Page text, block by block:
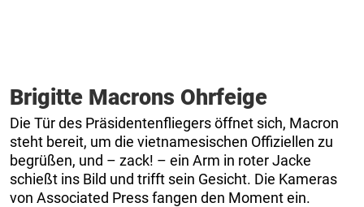
Brigitte Macrons Ohrfeige
Die Tür des Präsidentenfliegers öffnet sich, Macron
steht bereit, um die vietnamesischen Offiziellen zu
begrüßen, und – zack! – ein Arm in roter Jacke
schießt ins Bild und trifft sein Gesicht. Die Kameras
von Associated Press fangen den Moment ein.